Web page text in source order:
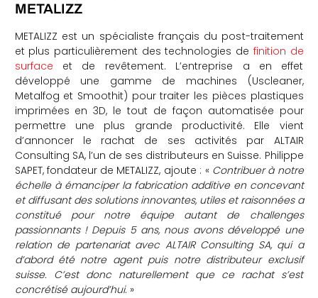
METALIZZ
METALIZZ est un spécialiste français du post-traitement
et plus particulièrement des technologies de finition de
surface et de revêtement. L’entreprise a en effet
développé une gamme de machines (Uscleaner,
Metalfog et Smoothit) pour traiter les pièces plastiques
imprimées en 3D, le tout de façon automatisée pour
permettre une plus grande productivité. Elle vient
d’annoncer le rachat de ses activités par ALTAIR
Consulting SA, l’un de ses distributeurs en Suisse. Philippe
SAPET, fondateur de METALIZZ, ajoute : « Contribuer à notre
échelle à émanciper la fabrication additive en concevant
et diffusant des solutions innovantes, utiles et raisonnées a
constitué pour notre équipe autant de challenges
passionnants ! Depuis 5 ans, nous avons développé une
relation de partenariat avec ALTAIR Consulting SA, qui a
d’abord été notre agent puis notre distributeur exclusif
suisse. C’est donc naturellement que ce rachat s’est
concrétisé aujourd’hui. »